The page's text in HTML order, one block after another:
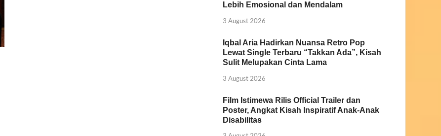
Lebih Emosional dan Mendalam
3 August 2026
Iqbal Aria Hadirkan Nuansa Retro Pop
Lewat Single Terbaru “Takkan Ada”, Kisah
Sulit Melupakan Cinta Lama
3 August 2026
Film Istimewa Rilis Official Trailer dan
Poster, Angkat Kisah Inspiratif Anak-Anak
Disabilitas